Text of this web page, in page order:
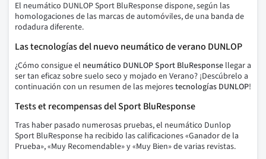
El neumático DUNLOP Sport BluResponse dispone, según las
homologaciones de las marcas de automóviles, de una banda de
rodadura diferente.
Las tecnologías del nuevo neumático de verano DUNLOP
¿Cómo consigue el neumático DUNLOP Sport BluResponse llegar a
ser tan eficaz sobre suelo seco y mojado en Verano? ¡Descúbrelo a
continuación con un resumen de las mejorestecnologías DUNLOP!
Tests et recompensas del Sport BluResponse
Tras haber pasado numerosas pruebas, el neumático Dunlop
Sport BluResponse ha recibido las calificaciones «Ganador de la
Prueba», «Muy Recomendable» y «Muy Bien» de varias revistas.